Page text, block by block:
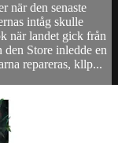
när den senaste
intåg skulle
när landet gick från
Store inledde en
repareras, kllp...